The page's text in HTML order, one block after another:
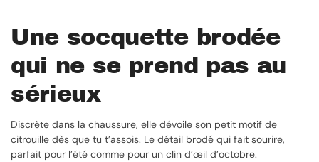
Une socquette brodée
qui ne se prend pas au
sérieux
Discrète dans la chaussure, elle dévoile son petit motif de
citrouille dès que tu t’assois. Le détail brodé qui fait sourire,
parfait pour l’été comme pour un clin d’œil d’octobre.